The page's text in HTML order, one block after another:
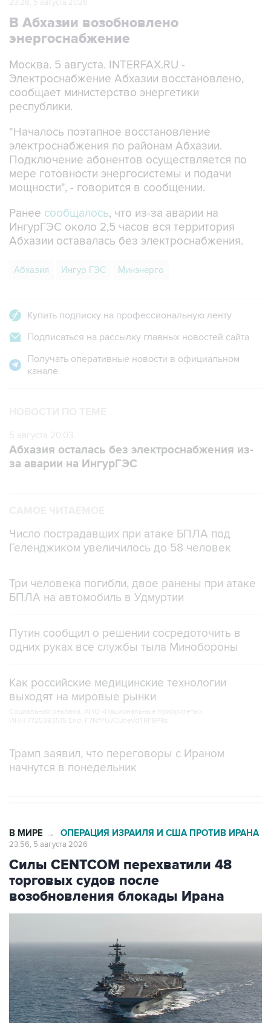
23:28, 5 августа 2026
В Абхазии возобновлено
энергоснабжение
Москва. 5 августа. INTERFAX.RU -
Электроснабжение Абхазии восстановлено,
сообщает министерство энергетики
республики.
"Началось поэтапное восстановление
электроснабжения по районам Абхазии.
Подключение абонентов осуществляется по
мере готовности энергосистемы и подачи
мощности", - говорится в сообщении.
Ранее сообщалось, что из-за аварии на
ИнгурГЭС около 2,5 часов вся территория
Абхазии оставалась без электроснабжения.
Абхазия Ингур ГЭС Минэнерго
Купить подписку на профессиональную ленту
Подписаться на рассылку главных новостей сайта
Получать оперативные новости в официальном
канале
5 августа 20:03
Абхазия осталась без электроснабжения из-
за аварии на ИнгурГЭС
Число пострадавших при атаке БПЛА под
Геленджиком увеличилось до 58 человек
Три человека погибли, двое ранены при атаке
БПЛА на автомобиль в Удмуртии
Путин сообщил о решении сосредоточить в
одних руках все службы тыла Минобороны
Как российские медицинские технологии
выходят на мировые рынки
Социальная реклама, АНО «Национальные приоритеты».
ИНН 7725383515 Erid: F7NfYUJCUneVdTRF8PRs
Трамп заявил, что переговоры с Ираном
начнутся в понедельник
В МИРЕ → ОПЕРАЦИЯ ИЗРАИЛЯ И США ПРОТИВ ИРАНА
23:56, 5 августа 2026
Силы CENTCOM перехватили 48
торговых судов после
возобновления блокады Ирана